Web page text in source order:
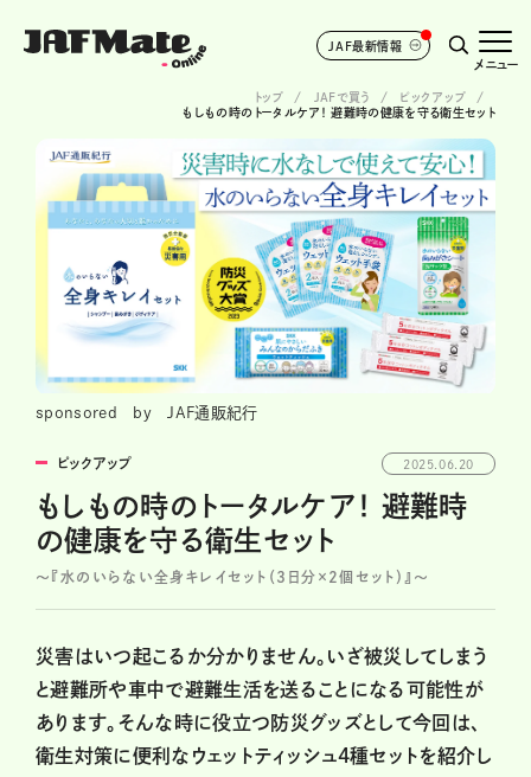
JAF最新情報
メニュー
トップ JAFで買う
ピックアップ
もしもの時のトータルケア！ 避難時の健康を守る衛生セット
sponsored by JAF通販紀行
ピックアップ 2025.06.20
もしもの時のトータルケア！ 避難時
の健康を守る衛生セット
～『水のいらない全身キレイセット（3日分×2個セット）』～
災害はいつ起こるか分かりません。いざ被災してしまう
と避難所や車中で避難生活を送ることになる可能性が
あります。そんな時に役立つ防災グッズとして今回は、
衛生対策に便利なウェットティッシュ4種セットを紹介し